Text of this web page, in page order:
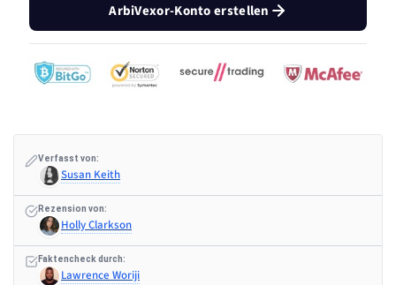
ArbiVexor-Konto erstellen
Verfasst von:
Susan Keith
Rezension von:
Holly Clarkson
Faktencheck durch:
Lawrence Woriji